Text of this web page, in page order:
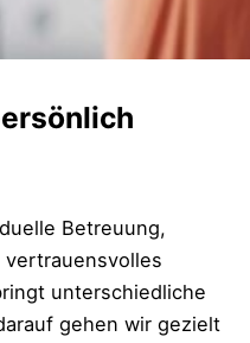
Betreuung,
unterschiedliche
gehen wir gezielt